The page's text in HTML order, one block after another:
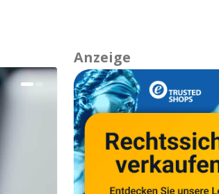
Anzeige